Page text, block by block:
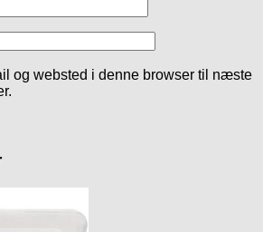
og websted i denne browser til næste